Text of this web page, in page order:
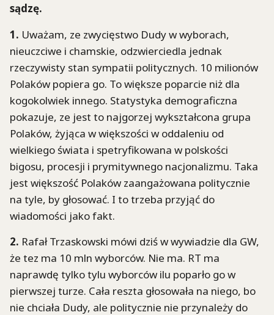
sądzę.
1. Uważam, ze zwycięstwo Dudy w wyborach,
nieuczciwe i chamskie, odzwierciedla jednak
rzeczywisty stan sympatii politycznych. 10 milionów
Polaków popiera go. To większe poparcie niż dla
kogokolwiek innego. Statystyka demograficzna
pokazuje, ze jest to najgorzej wykształcona grupa
Polaków, żyjąca w większości w oddaleniu od
wielkiego świata i spetryfikowana w polskości
bigosu, procesji i prymitywnego nacjonalizmu. Taka
jest większość Polaków zaangażowana politycznie
na tyle, by głosować. I to trzeba przyjąć do
wiadomości jako fakt.
2. Rafał Trzaskowski mówi dziś w wywiadzie dla GW,
że tez ma 10 mln wyborców. Nie ma. RT ma
naprawdę tylko tylu wyborców ilu poparło go w
pierwszej turze. Cała reszta głosowała na niego, bo
nie chciała Dudy, ale politycznie nie przynależy do